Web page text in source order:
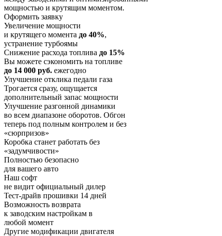
мощностью и крутящим моментом.
Оформить заявку
Увеличение мощности
и крутящего момента до 40%,
устранение турбоямы
Снижение расхода топлива до 15%
Вы можете сэкономить на топливе
до 14 000 руб. ежегодно
Улучшение отклика педали газа
Трогается сразу, ощущается
дополнительный запас мощности
Улучшение разгонной динамики
во всем диапазоне оборотов. Обгон
теперь под полным контролем и без
«сюрпризов»
Коробка станет работать без
«задумчивости»
Полностью безопасно
для вашего авто
Наш софт
не видит официальный дилер
Тест-драйв прошивки 14 дней
Возможность возврата
к заводским настройкам в
любой момент
Другие модификации двигателя